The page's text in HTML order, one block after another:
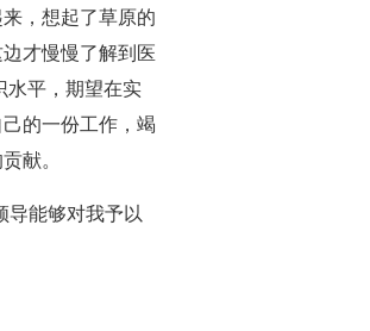
，想起了草原的
才慢慢了解到医
水平，期望在实
的一份工作，竭
献。
导能够对我予以